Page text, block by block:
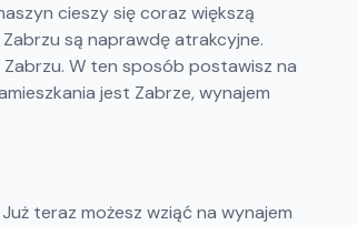
cieszy się coraz większą
są naprawdę atrakcyjne.
W ten sposób postawisz na
jest Zabrze, wynajem
teraz możesz wziąć na wynajem